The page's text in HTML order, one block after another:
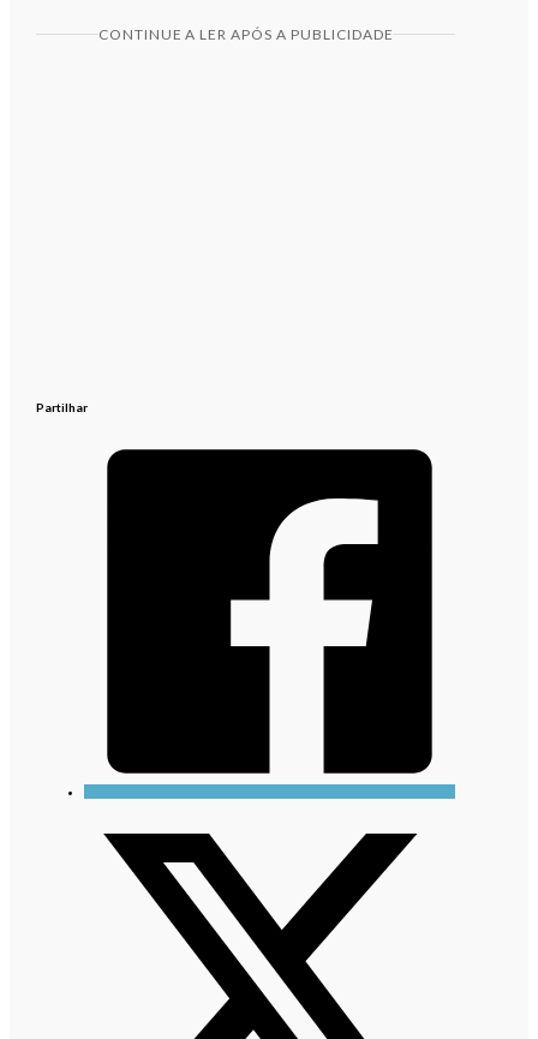
CONTINUE A LER APÓS A PUBLICIDADE
Partilhar